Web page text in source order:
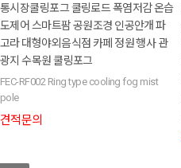
통시장쿨링포그 쿨링로드 폭염저감 온습
도제어 스마트팜 공원조경 인공안개 파
고라 대형야외음식점 카페 정원 행사 관
광지 수목원 쿨링포그
FEC-RF002 Ring type cooling fog mist
pole
견적문의